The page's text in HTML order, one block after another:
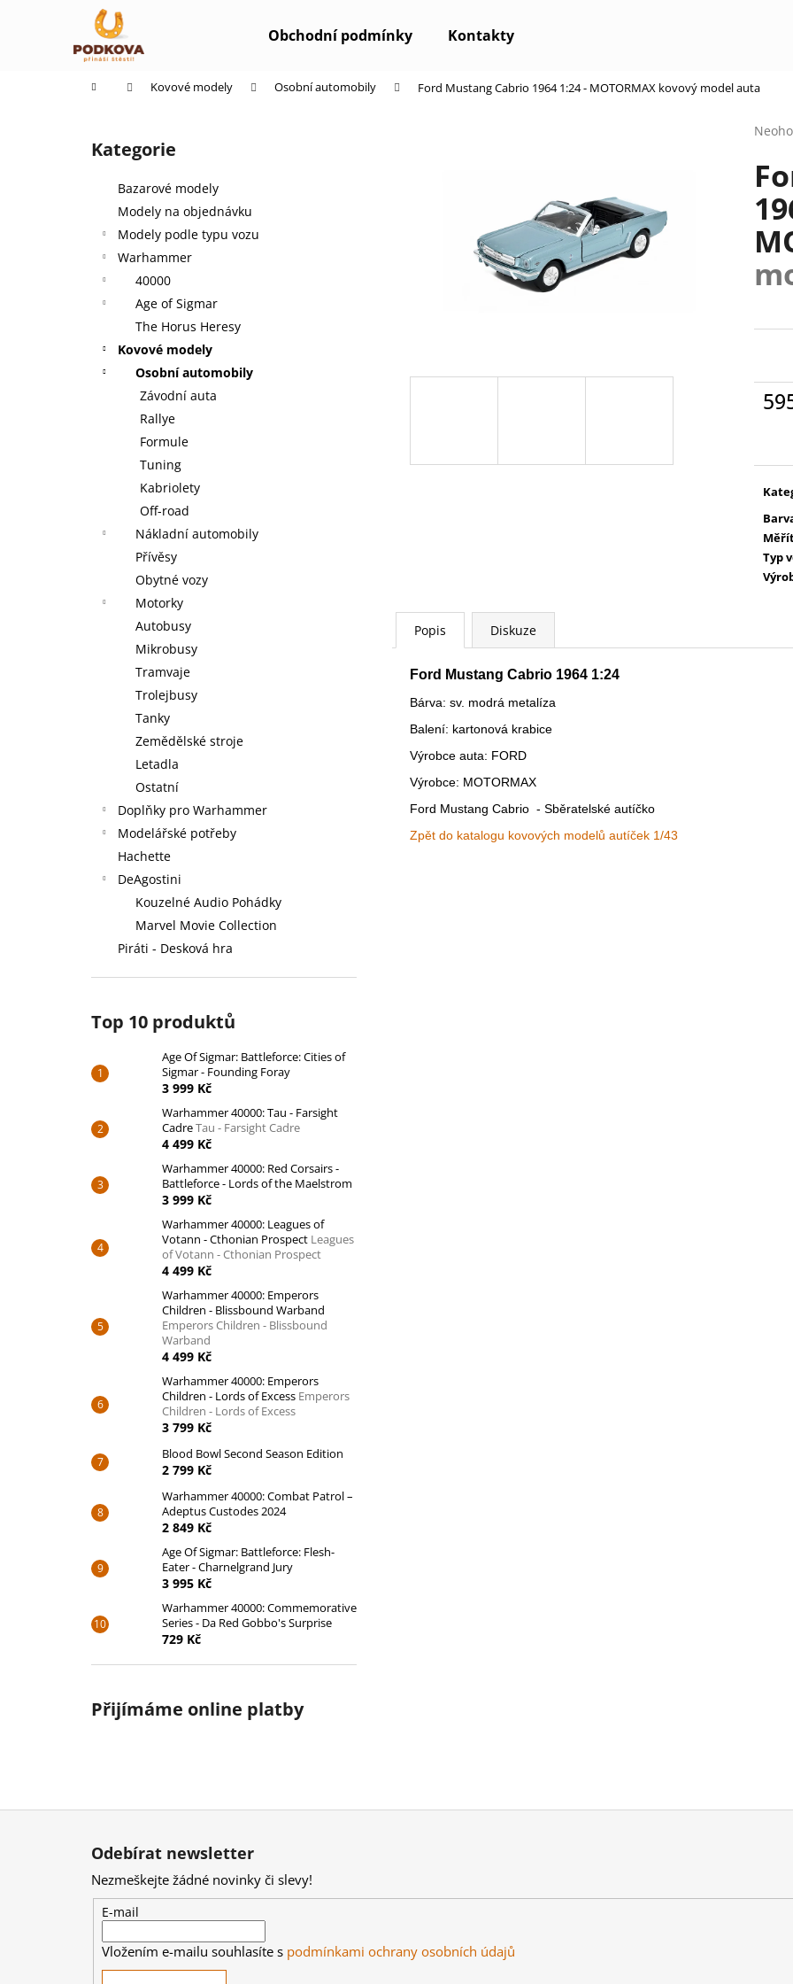
Obchodní podmínky Kontakty
Domů Kovové modely Osobní automobily Ford Mustang Cabrio 1964 1:24 - MOTORMAX kovový model auta
Přeskočit
kategorie
Kategorie
Bazarové modely
Modely na objednávku
Modely podle typu vozu
Warhammer
40000
Age of Sigmar
The Horus Heresy
Kovové modely
Osobní automobily
Závodní auta
Rallye
Formule
Tuning
Kabriolety
Off-road
Nákladní automobily
Přívěsy
Obytné vozy
Motorky
Autobusy
Mikrobusy
Tramvaje
Trolejbusy
Tanky
Zemědělské stroje
Letadla
Ostatní
Doplňky pro Warhammer
Modelářské potřeby
Hachette
DeAgostini
Kouzelné Audio Pohádky
Marvel Movie Collection
Piráti - Desková hra
Top 10 produktů
Age Of Sigmar: Battleforce: Cities of
Sigmar - Founding Foray
3 999 Kč
Warhammer 40000: Tau - Farsight
CadreTau - Farsight Cadre
4 499 Kč
Warhammer 40000: Red Corsairs -
Battleforce - Lords of the Maelstrom
3 999 Kč
Warhammer 40000: Leagues of
Votann - Cthonian Prospect Leagues
of Votann - Cthonian Prospect
4 499 Kč
Warhammer 40000: Emperors
Children - Blissbound Warband
Emperors Children - Blissbound
Warband
4 499 Kč
Warhammer 40000: Emperors
Children - Lords of Excess Emperors
Children - Lords of Excess
3 799 Kč
Blood Bowl Second Season Edition
2 799 Kč
Warhammer 40000: Combat Patrol –
Adeptus Custodes 2024
2 849 Kč
Age Of Sigmar: Battleforce: Flesh-
Eater - Charnelgrand Jury
3 995 Kč
Warhammer 40000: Commemorative
Series - Da Red Gobbo's Surprise
729 Kč
Přijímáme online platby
je
0,0
5
Typ
Popis Diskuze
Ford Mustang Cabrio 1964 1:24
Bárva: sv. modrá metalíza
Balení: kartonová krabice
Výrobce auta: FORD
Výrobce: MOTORMAX
Ford Mustang Cabrio - Sběratelské autíčko
Zpět do katalogu kovových modelů autíček 1/43
Zpět
Zpět
Co potřebujete najít?
Doporučujeme
AGE OF SIGMAR: BATTLEFORCE: CITIES
OF SIGMAR - FOUNDING FORAY
3 999 Kč
WARHAMMER
BATTLEFORCE
Z
Odebírat newsletter
Nezmeškejte žádné novinky či slevy!
E-mail
Vložením e-mailu souhlasíte s podmínkami ochrany osobních údajů